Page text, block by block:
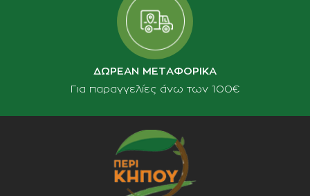
ΔΩΡΕΑΝ ΜΕΤΑΦΟΡΙΚΑ
Για παραγγελίες άνω των 100€